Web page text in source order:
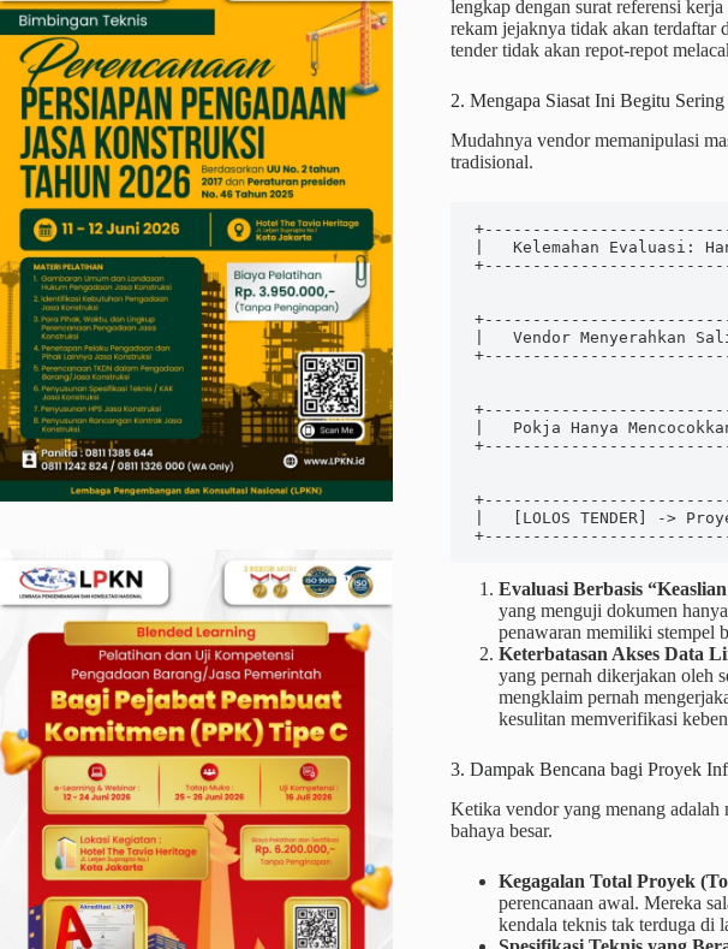
lengkap dengan surat referensi
rekam jejaknya tidak akan terdaftar
tender tidak akan repot-repot
2. Mengapa Siasat Ini Begitu
Mudahnya vendor memanipulasi
tradisional.
|   Kelemahan Evaluasi:
|   Vendor Menyerahkan
|   Pokja Hanya
|   [LOLOS TENDER] ->
Evaluasi Berbasis
yang menguji dokumen
penawaran memiliki stempel
Keterbatasan Akses Data
yang pernah dikerjakan oleh
mengklaim pernah
kesulitan memverifikasi
3. Dampak Bencana bagi Proyek
Ketika vendor yang menang
bahaya besar.
Kegagalan Total Proyek
perencanaan awal. Mereka
kendala teknis tak terduga di